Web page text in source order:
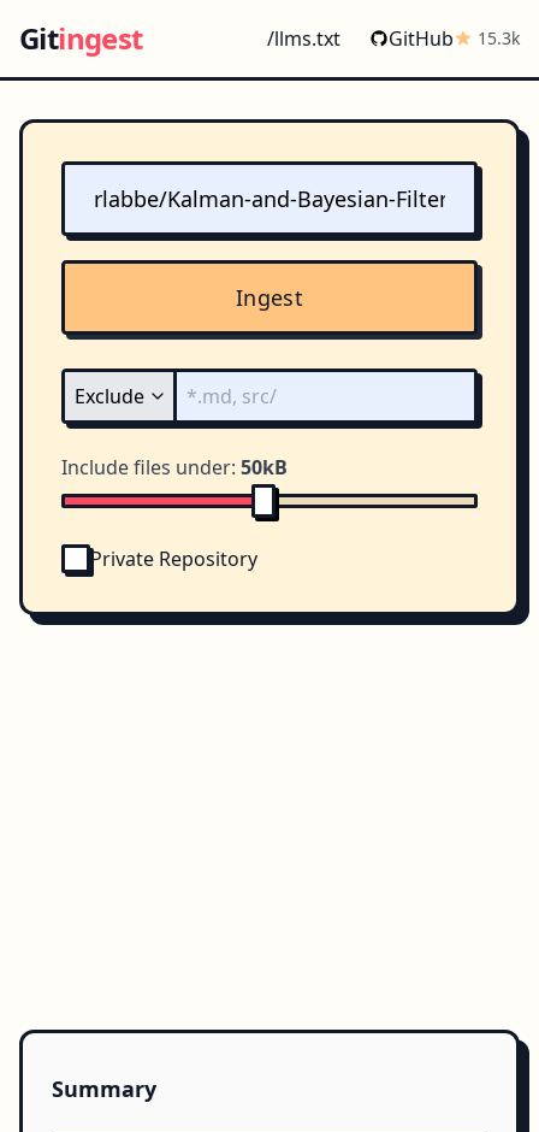
Gitingest /llms.txt GitHub 15.3k
Ingest
Include files under: 50kB
Private Repository
Summary